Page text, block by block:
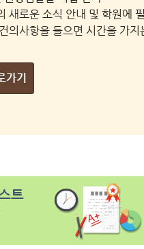
새로운 소식 안내 및 학원에
의사항을 들으면 시간을 가지
가기
트